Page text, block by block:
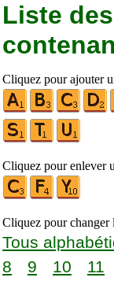
Liste
Cliquez pour ajouter
Cliquez pour enlever
Cliquez pour changer
Tous
8
9 10 11